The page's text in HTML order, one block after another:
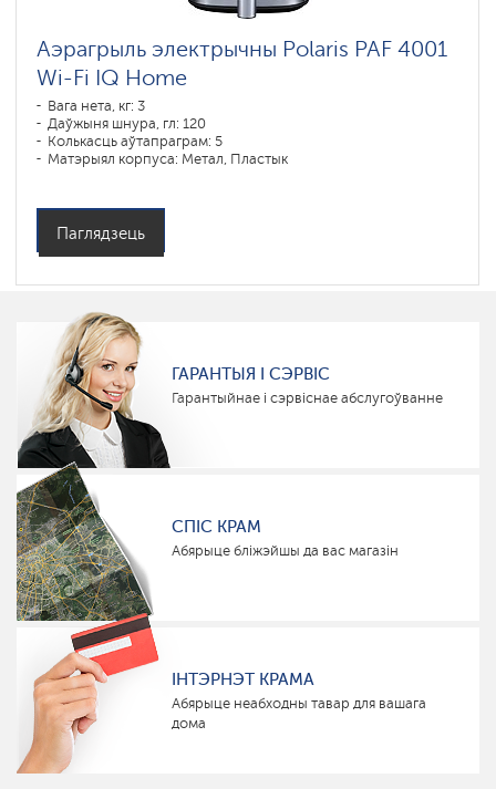
Аэрагрыль электрычны Polaris PAF 4001
Wi-Fi IQ Home
Вага нета, кг: 3
Даўжыня шнура, гл: 120
Колькасць аўтапраграм: 5
Матэрыял корпуса: Метал, Пластык
Праграмы падрыхтоўкі: фритюр, запекание, выпечка
Паглядзець
ГАРАНТЫЯ І СЭРВІС
Гарантыйнае і сэрвіснае абслугоўванне
СПІС КРАМ
Абярыце бліжэйшы да вас магазін
ІНТЭРНЭТ КРАМА
Абярыце неабходны тавар для вашага
дома